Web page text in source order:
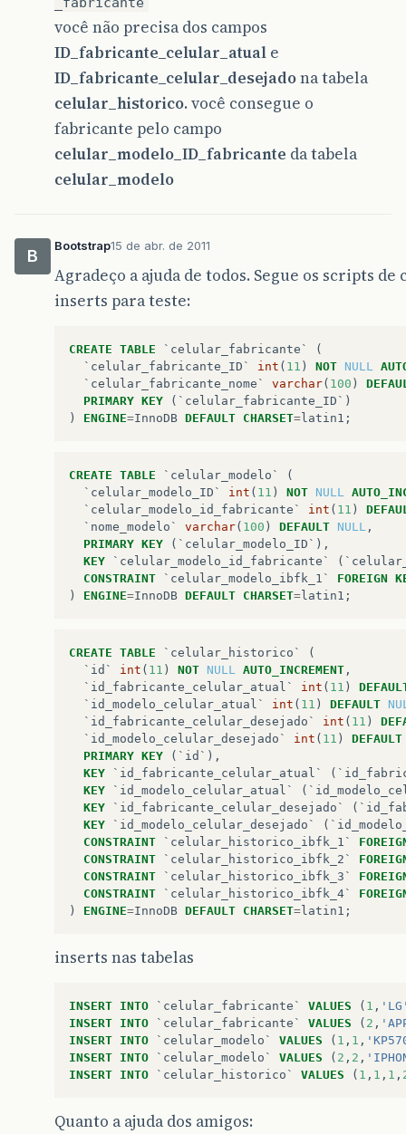
você não precisa dos campos
ID_fabricante_celular_atual e
ID_fabricante_celular_desejadona tabela
celular_historico. você consegue o
fabricante pelo campo
celular_modelo_ID_fabricante da tabela
celular_modelo
B
Bootstrap15 de abr. de 2011
Agradeço a ajuda de todos. Segue os scripts
inserts para teste:
CREATE TABLE `celular_fabricante`
(
`celular_fabricante_ID`
int ( 11 ) NOT NULL
`celular_fabricante_nome`
varchar( 100 )
PRIMARY KEY ( `celular_fabricante_ID` )
)
ENGINE=InnoDB DEFAULT CHARSET= latin1 ;
CREATE TABLE `celular_modelo`
(
`celular_modelo_ID`
int ( 11 ) NOT NULL
`celular_modelo_id_fabricante`
int ( 11 )
`nome_modelo`
varchar( 100 ) DEFAULT NULL ,
PRIMARY KEY ( `celular_modelo_ID` ),
KEY
`celular_modelo_id_fabricante` (
CONSTRAINT
`celular_modelo_ibfk_1` FOREIGN
)
ENGINE=InnoDB DEFAULT CHARSET= latin1 ;
CREATE TABLE `celular_historico`
(
`id`
int ( 11 ) NOT NULL AUTO_INCREMENT ,
`id_fabricante_celular_atual`
int ( 11 )
`id_modelo_celular_atual`
int ( 11 ) DEFAULT
`id_fabricante_celular_desejado`
int ( 11 )
`id_modelo_celular_desejado`
int ( 11 )
DEFAULT
PRIMARY KEY ( `id` ),
KEY
`id_fabricante_celular_atual` (
KEY
`id_modelo_celular_atual` (
KEY
`id_fabricante_celular_desejado` (
KEY
`id_modelo_celular_desejado` (
CONSTRAINT
`celular_historico_ibfk_1`
CONSTRAINT
`celular_historico_ibfk_2`
CONSTRAINT
`celular_historico_ibfk_3`
CONSTRAINT
`celular_historico_ibfk_4`
)
ENGINE=InnoDB DEFAULT CHARSET= latin1 ;
inserts nas tabelas
INSERT INTO `celular_fabricante` VALUES ( 1 ,
INSERT INTO `celular_fabricante` VALUES ( 2 ,
INSERT INTO `celular_modelo` VALUES ( 1 , 1 ,
INSERT INTO `celular_modelo` VALUES ( 2 , 2 ,
INSERT INTO `celular_historico` VALUES ( 1 , 1 , 1 ,
Quanto a ajuda dos amigos: